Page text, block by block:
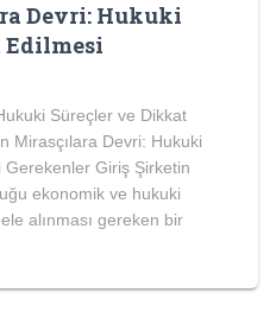
Devri: Hukuki
Edilmesi
Süreçler ve Dikkat
Mirasçılara Devri: Hukuki
Giriş Şirketin
ekonomik ve hukuki
alınması gereken bir